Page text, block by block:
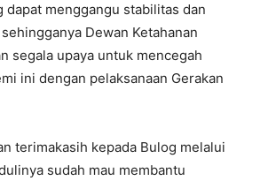
dapat menggangu stabilitas dan
Dewan Ketahanan
segala upaya untuk mencegah
ini dengan pelaksanaan Gerakan
terimakasih kepada Bulog melalui
sudah mau membantu